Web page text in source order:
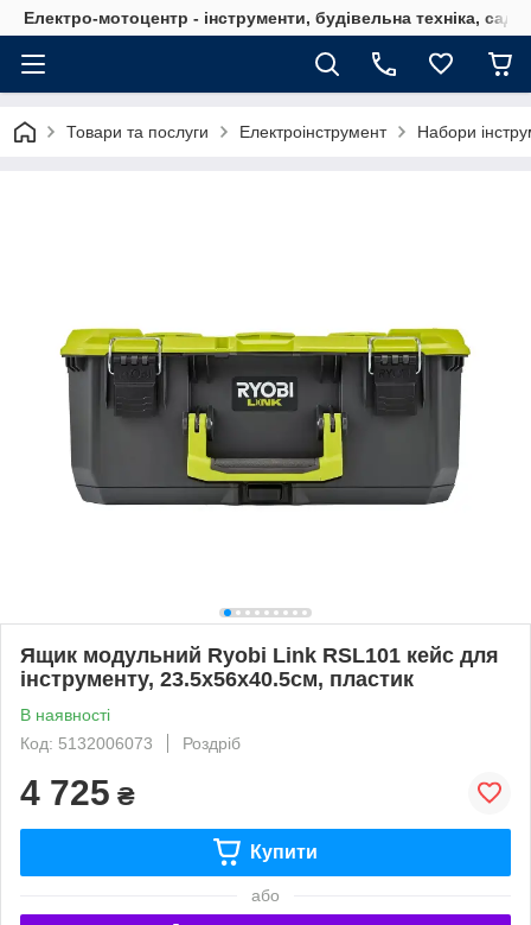
Електро-мотоцентр - інструменти, будівельна техніка,
Товари та послуги Електроінструмент Набори
Ящик модульний Ryobi Link RSL101 кейс для
інструменту, 23.5х56х40.5см, пластик
В наявності
Код: 5132006073
Роздріб
4 725 ₴
Купити
або